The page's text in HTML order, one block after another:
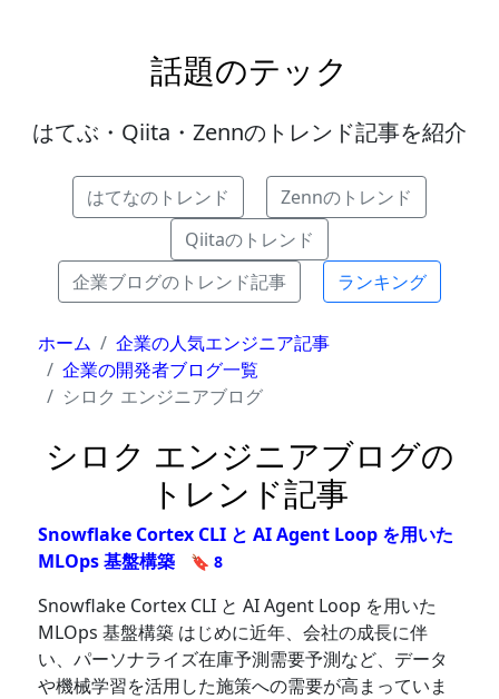
話題のテック
はてぶ・Qiita・Zennのトレンド記事を紹介
はてなのトレンド
Zennのトレンド
Qiitaのトレンド
企業ブログのトレンド記事
ランキング
ホーム
企業の人気エンジニア記事
企業の開発者ブログ一覧
シロク エンジニアブログ
シロク エンジニアブログの
トレンド記事
Snowflake Cortex CLI と AI Agent Loop を用いた
MLOps 基盤構築
🔖 8
Snowflake Cortex CLI と AI Agent Loop を用いた
MLOps 基盤構築 はじめに近年、会社の成長に伴
い、パーソナライズ在庫予測需要予測など、データ
や機械学習を活用した施策への需要が高まっていま